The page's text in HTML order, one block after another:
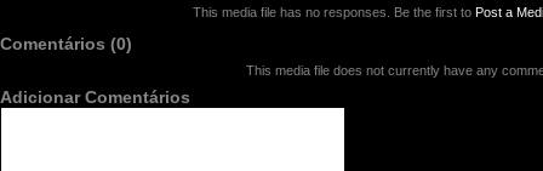
This media file has no responses. Be the first to Post a
Comentários (0)
This media file does not currently have any
Adicionar Comentários